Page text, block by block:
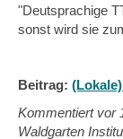
"Deutsprachige
sonst wird sie
Beitrag:
Kommentiert vor
Waldgarten